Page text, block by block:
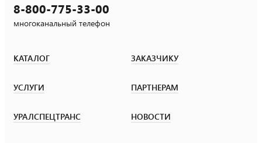
8-800-775-33-00
многоканальный телефон
КАТАЛОГ ЗАКАЗЧИКУ
УСЛУГИ ПАРТНЕРАМ
УРАЛСПЕЦТРАНС НОВОСТИ